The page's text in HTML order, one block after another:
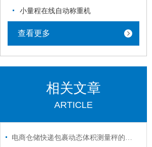
小量程在线自动称重机
查看更多
相关文章
ARTICLE
电商仓储快递包裹动态体积测量秤的应用案例